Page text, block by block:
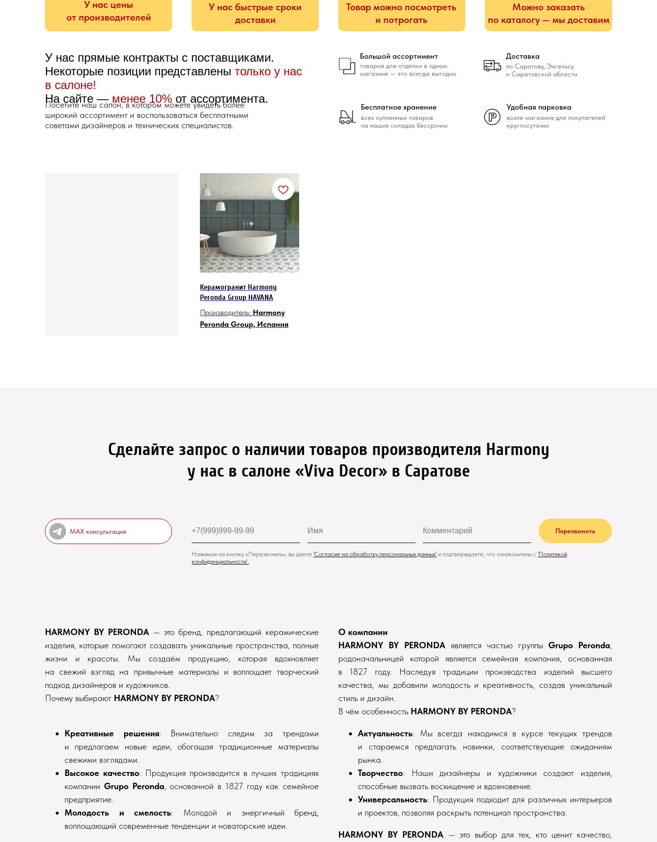
Можно заказать
по каталогу — мы доставим
У нас быстрые сроки
доставки
Товар можно посмотреть
и потрогать
У нас цены
от производителей
возле магазина для покупателей
круглосуточно
Удобная парковка
всех купленных товаров
на наших складах бессрочно
Бесплатное хранение
товаров для отделки в одном
магазине — это всегда выгодно
Большой ассортимент
по Саратову, Энгельсу
и Саратовской области
Доставка
У нас прямые контракты с поставщиками.
Некоторые позиции представлены только у нас
в салоне!
На сайте — менее 10% от ассортимента.
Посетите наш салон, в котором можете увидеть более
широкий ассортимент и воспользоваться бесплатными
советами дизайнеров и технических специалистов.
Керамогранит Harmony
Peronda Group HAVANA
Производитель: Harmony
Peronda Group, Испания
Сделайте запрос о наличии товаров производителя Harmony
у нас в салоне «Viva Decor» в Саратове
Перезвонить
Нажимая на кнопку «Перезвонить», вы даете 'Cогласие на обработку персональных данных' и подтверждаете, что ознакомлены с 'Политикой
конфиденциальности'.
MAX консультация
HARMONY BY PERONDA — это бренд, предлагающий керамические
изделия, которые помогают создавать уникальные пространства, полные
жизни и красоты. Мы создаём продукцию, которая вдохновляет
на свежий взгляд на привычные материалы и воплощает творческий
подход дизайнеров и художников.
Почему выбирают HARMONY BY PERONDA?
Креативные решения: Внимательно следим за трендами
и предлагаем новые идеи, обогащая традиционные материалы
свежими взглядами.
Высокое качество: Продукция производится в лучших традициях
компании Grupo Peronda, основанной в 1827 году как семейное
предприятие.
Молодость и смелость: Молодой и энергичный бренд,
воплощающий современные тенденции и новаторские идеи.
О компании
HARMONY BY PERONDA является частью группы Grupo Peronda,
родоначальницей которой является семейная компания, основанная
в 1827 году. Наследуя традиции производства изделий высшего
качества, мы добавили молодость и креативность, создав уникальный
стиль и дизайн.
В чём особенность HARMONY BY PERONDA?
Актуальность: Мы всегда находимся в курсе текущих трендов
и стараемся предлагать новинки, соответствующие ожиданиям
рынка.
Творчество: Наши дизайнеры и художники создают изделия,
способные вызвать восхищение и вдохновение.
Универсальность: Продукция подходит для различных интерьеров
и проектов, позволяя раскрыть потенциал пространства.
HARMONY BY PERONDA — это выбор для тех, кто ценит качество,